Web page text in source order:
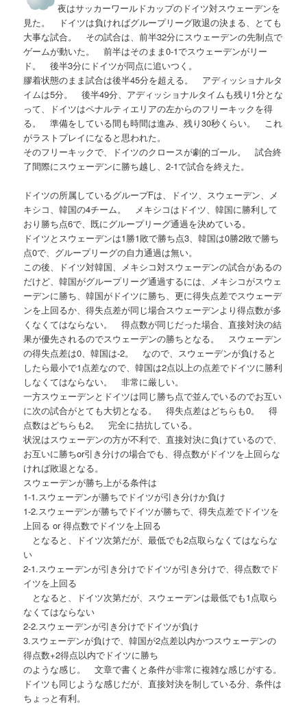
夜はサッカーワールドカップのドイツ対スウェーデンを
見た。 ドイツは負ければグループリーグ敗退の決まる、とても
大事な試合。 その試合は、前半32分にスウェーデンの先制点で
ゲームが動いた。 前半はそのまま0-1でスウェーデンがリー
ド。 後半3分にドイツが同点に追いつく。
膠着状態のまま試合は後半45分を超える。 アディッショナルタ
イムは5分。 後半49分、アディッショナルタイムも残り1分とな
って、ドイツはペナルティエリアの左からのフリーキックを得
る。 準備をしている間も時間は進み、残り30秒くらい。 これ
がラストプレイになると思われた。
そのフリーキックで、ドイツのクロースが劇的ゴール。 試合終
了間際にスウェーデンに勝ち越し、2-1で試合を終えた。
ドイツの所属しているグループFは、ドイツ、スウェーデン、メ
キシコ、韓国の4チーム。 メキシコはドイツ、韓国に勝利して
おり勝ち点6で、既にグループリーグ通過を決めている。
ドイツとスウェーデンは1勝1敗で勝ち点3、韓国は0勝2敗で勝ち
点0で、グループリーグの自力通過は無い。
この後、ドイツ対韓国、メキシコ対スウェーデンの試合があるの
だけど、韓国がグループリーグ通過するには、メキシコがスウェ
ーデンに勝ち、韓国がドイツに勝ち、更に得失点差でスウェーデ
ンを上回るか、得失点差が同じ場合スウェーデンより得点数が多
くなくてはならない。 得点数が同じだった場合、直接対決の結
果が優先されるのでスウェーデンの勝ちとなる。 スウェーデン
の得失点差は0、韓国は-2。 なので、スウェーデンが負けると
したら最小で1点差なので、韓国は2点以上の点差でドイツに勝利
しなくてはならない。 非常に厳しい。
一方スウェーデンとドイツは同じ勝ち点で並んでいるのでお互い
に次の試合がとても大切となる。 得失点差はどちらも0。 得
点数はどちらも2。 完全に拮抗している。
状況はスウェーデンの方が不利で、直接対決に負けているので、
お互いに勝ちor引き分けの場合でも、得点数がドイツを上回らな
ければ敗退となる。
スウェーデンが勝ち上がる条件は
1-1.スウェーデンが勝ちでドイツが引き分けか負け
1-2.スウェーデンが勝ちでドイツが勝ちで、得失点差でドイツを
上回る or 得点数でドイツを上回る
となると、ドイツ次第だが、最低でも2点取らなくてはならな
い
2-1.スウェーデンが引き分けでドイツが引き分けで、得点数でド
イツを上回る
となると、ドイツ次第だが、スウェーデンは最低でも1点取ら
なくてはならない
2-2.スウェーデンが引き分けでドイツが負け
3.スウェーデンが負けで、韓国が2点差以内かつスウェーデンの
得点数+2得点以内でドイツに勝ち
のような感じ。 文章で書くと条件が非常に複雑な感じがする。
ドイツも同じような感じだが、直接対決を制している分、条件は
ちょっと有利。